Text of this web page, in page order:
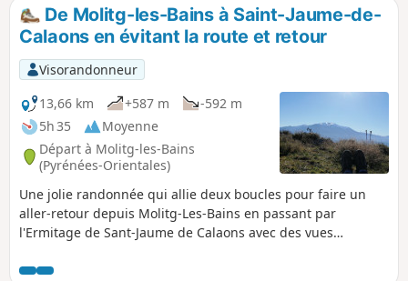
De Molitg-les-Bains à Saint-Jaume-de-
Calaons en évitant la route et retour
Visorandonneur
13,66 km
+587 m
-592 m
5h 35
Moyenne
Départ à Molitg-les-Bains
(Pyrénées-Orientales)
Une jolie randonnée qui allie deux boucles pour faire un
aller-retour depuis Molitg-Les-Bains en passant par
l'Ermitage de Sant-Jaume de Calaons avec des vues
Madrès.